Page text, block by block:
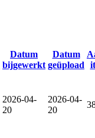
Datum
bijgewerkt
Datum
geüpload
2026-04-
20
2026-04-
20